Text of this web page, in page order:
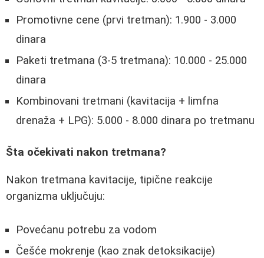
Promotivne cene (prvi tretman): 1.900 - 3.000
dinara
Paketi tretmana (3-5 tretmana): 10.000 - 25.000
dinara
Kombinovani tretmani (kavitacija + limfna
drenaža + LPG): 5.000 - 8.000 dinara po tretmanu
Šta očekivati nakon tretmana?
Nakon tretmana kavitacije, tipične reakcije
organizma uključuju:
Povećanu potrebu za vodom
Češće mokrenje (kao znak detoksikacije)